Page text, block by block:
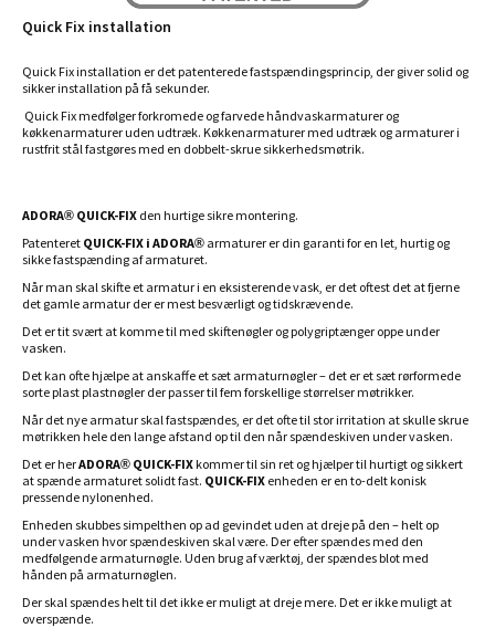
Quick Fix installation
Quick Fix installation er det patenterede fastspændingsprincip, der giver solid og
sikker installation på få sekunder.
Quick Fix medfølger forkromede og farvede håndvaskarmaturer og
køkkenarmaturer uden udtræk. Køkkenarmaturer med udtræk og armaturer i
rustfrit stål fastgøres med en dobbelt-skrue sikkerhedsmøtrik.
ADORA® QUICK-FIX den hurtige sikre montering.
Patenteret QUICK-FIX i ADORA® armaturer er din garanti for en let, hurtig og
sikke fastspænding af armaturet.
Når man skal skifte et armatur i en eksisterende vask, er det oftest det at fjerne
det gamle armatur der er mest besværligt og tidskrævende.
Det er tit svært at komme til med skiftenøgler og polygriptænger oppe under
vasken.
Det kan ofte hjælpe at anskaffe et sæt armaturnøgler – det er et sæt rørformede
sorte plast plastnøgler der passer til fem forskellige størrelser møtrikker.
Når det nye armatur skal fastspændes, er det ofte til stor irritation at skulle skrue
møtrikken hele den lange afstand op til den når spændeskiven under vasken.
Det er herADORA® QUICK-FIX kommer til sin ret og hjælper til hurtigt og sikkert
at spænde armaturet solidt fast. QUICK-FIX enheden er en to-delt konisk
pressende nylonenhed.
Enheden skubbes simpelthen op ad gevindet uden at dreje på den – helt op
under vasken hvor spændeskiven skal være. Der efter spændes med den
medfølgende armaturnøgle. Uden brug af værktøj, der spændes blot med
hånden på armaturnøglen.
Der skal spændes helt til det ikke er muligt at dreje mere. Det er ikke muligt at
overspænde.